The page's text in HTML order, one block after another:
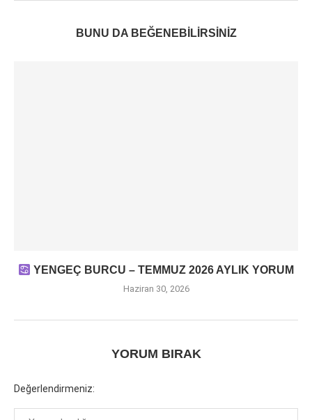
BUNU DA BEĞENEBILIRSINIZ
YENGEÇ BURCU – TEMMUZ 2026 AYLIK YORUM
Haziran 30, 2026
YORUM BIRAK
Değerlendirmeniz: